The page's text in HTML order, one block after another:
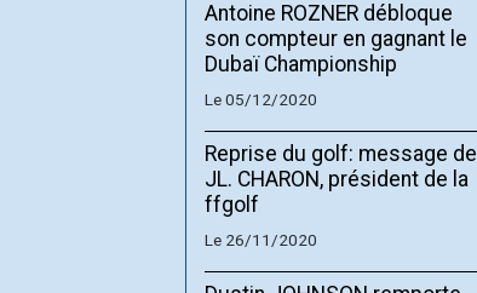
Antoine ROZNER débloque
son compteur en gagnant le
Dubaï Championship
Le 05/12/2020
Reprise du golf: message de
JL. CHARON, président de la
ffgolf
Le 26/11/2020